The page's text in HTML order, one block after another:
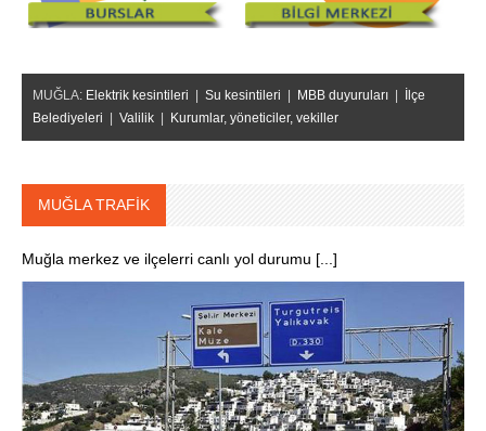
MUĞLA: Elektrik kesintileri | Su kesintileri | MBB duyuruları | İlçe
Belediyeleri | Valilik | Kurumlar, yöneticiler, vekiller
MUĞLA TRAFİK
Muğla merkez ve ilçelerri canlı yol durumu [...]